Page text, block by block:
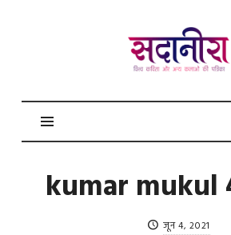
सदानीरा
kumar mukul
जून 4, 2021